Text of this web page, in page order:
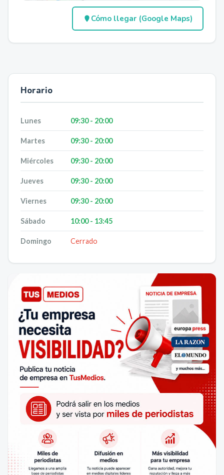
Cómo llegar (Google Maps)
Horario
Lunes 09:30 - 20:00
Martes 09:30 - 20:00
Miércoles 09:30 - 20:00
Jueves 09:30 - 20:00
Viernes 09:30 - 20:00
Sábado 10:00 - 13:45
Domingo Cerrado